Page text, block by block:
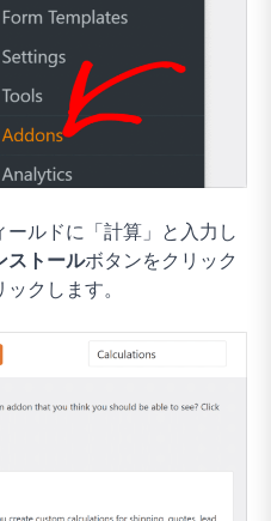
ルドに「計算」と入力し
ストールボタンをクリック
クします。